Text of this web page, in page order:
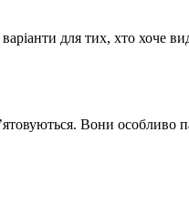
для тих, хто хоче
Вони особливо